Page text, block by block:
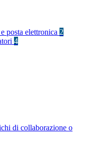
posta elettronica 2
4
di collaborazione o